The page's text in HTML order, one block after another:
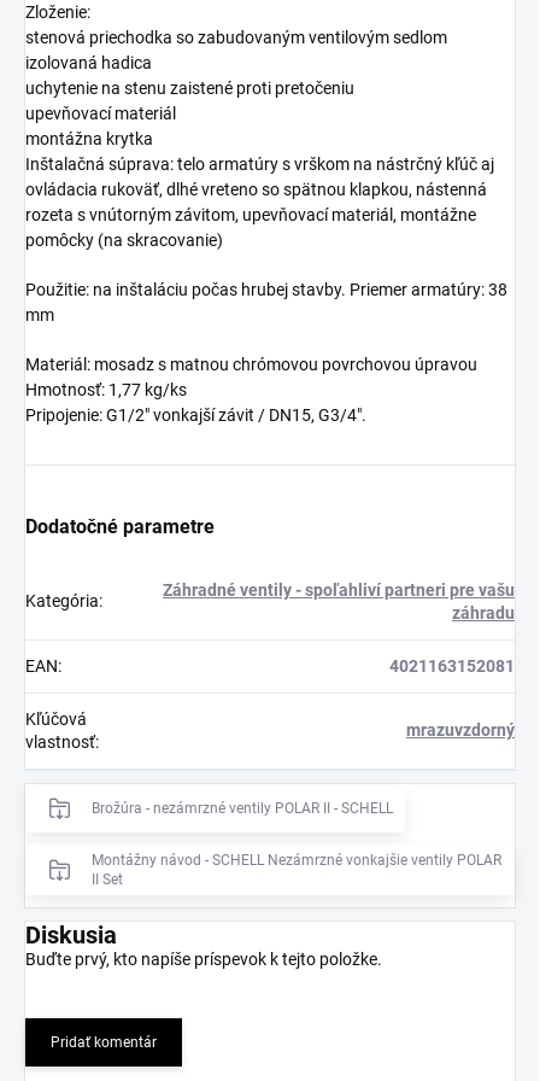
Zloženie:
stenová priechodka so zabudovaným ventilovým sedlom
izolovaná hadica
uchytenie na stenu zaistené proti pretočeniu
upevňovací materiál
montážna krytka
Inštalačná súprava: telo armatúry s vrškom na nástrčný kľúč aj
ovládacia rukoväť, dlhé vreteno so spätnou klapkou, nástenná
rozeta s vnútorným závitom, upevňovací materiál, montážne
pomôcky (na skracovanie)
Použitie: na inštaláciu počas hrubej stavby. Priemer armatúry: 38
mm
Materiál: mosadz s matnou chrómovou povrchovou úpravou
Hmotnosť: 1,77 kg/ks
Pripojenie: G1/2" vonkajší závit / DN15, G3/4".
Dodatočné parametre
Kategória:
Záhradné ventily - spoľahliví partneri pre vašu
záhradu
EAN: 4021163152081
Kľúčová
vlastnosť:
mrazuvzdorný
Brožúra - nezámrzné ventily POLAR II - SCHELL
Montážny návod - SCHELL Nezámrzné vonkajšie ventily POLAR
II Set
Diskusia
Buďte prvý, kto napíše príspevok k tejto položke.
Pridať komentár